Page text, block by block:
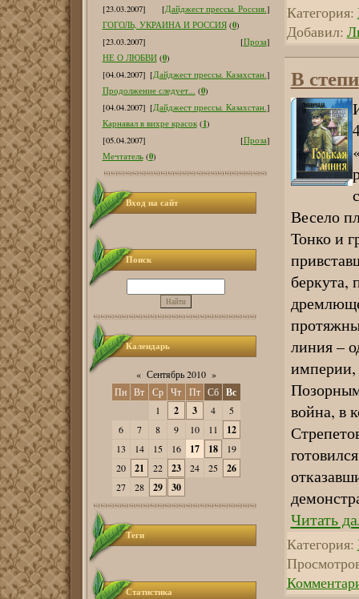
[23.03.2007]
[Дайджест прессы. Россия.]
ГОГОЛЬ, УКРАИНА И РОССИЯ (0)
[23.03.2007]
[Проза]
НЕ О ЛЮБВИ (0)
[04.04.2007] [Дайджест прессы. Казахстан.]
Продолжение следует... (0)
[04.04.2007] [Дайджест прессы. Казахстан.]
Карнавал в вихре красок (1)
[05.04.2007]
[Проза]
Мечтатель (0)
Вход на сайт
Поиск
Календарь
« Сентябрь 2010 »
Пн Вт Ср Чт Пт Сб Вс
1 2 3 4
5
6
7 8 9 10 11 12
13 14 15 16 17 18
19
20
21 22 23 24 25 26
27 28 29 30
Теги
Статистика
Категория:
Добавил:
В степи
Весело
Тонко и
беркута,
линия –
империи,
война, в
Читать
Категория: